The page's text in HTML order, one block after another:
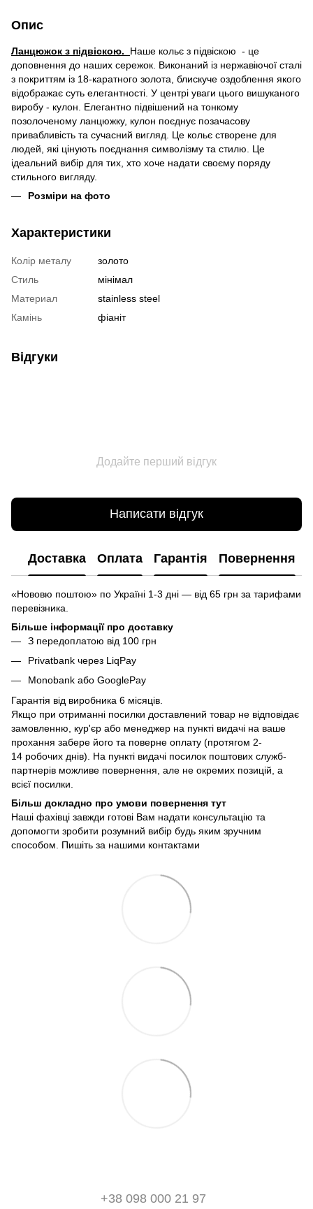
Опис
Ланцюжок з підвіскою. Наше кольє з підвіскою - це
доповнення до наших сережок. Виконаний із нержавіючої сталі
з покриттям із 18-каратного золота, блискуче оздоблення якого
відображає суть елегантності. У центрі уваги цього вишуканого
виробу - кулон. Елегантно підвішений на тонкому
позолоченому ланцюжку, кулон поєднує позачасову
привабливість та сучасний вигляд. Це кольє створене для
людей, які цінують поєднання символізму та стилю. Це
ідеальний вибір для тих, хто хоче надати своєму поряду
стильного вигляду.
Розміри на фото
Характеристики
Колір металу
золото
Стиль
мінімал
Материал
stainless steel
Камінь
фіаніт
Відгуки
Додайте перший відгук
Написати відгук
Доставка Оплата Гарантія Повернення
«Нововю поштою» по Україні 1-3 дні — від 65 грн за тарифами
перевізника.
Більше інформації про доставку
З передоплатою від 100 грн
Privatbank через LiqPay
Monobank або GooglePay
Гарантія від виробника 6 місяців.
Якщо при отриманні посилки доставлений товар не відповідає
замовленню, кур'єр або менеджер на пункті видачі на ваше
прохання забере його та поверне оплату (протягом 2-
14 робочих днів). На пункті видачі посилок поштових служб-
партнерів можливе повернення, але не окремих позицій, а
всієї посилки.
Більш докладно про умови повернення тут
Наші фахівці завжди готові Вам надати консультацію та
допомогти зробити розумний вибір будь яким зручним
способом. Пишіть за нашими контактами
+38 098 000 21 97